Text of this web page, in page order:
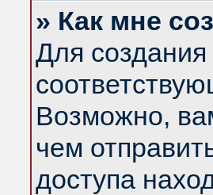
» Как мне
Для
Возможно,
чем
доступа